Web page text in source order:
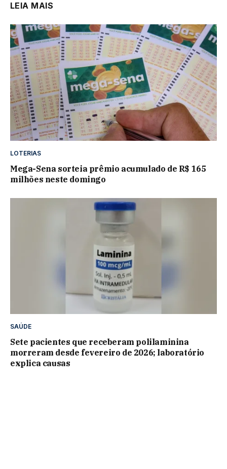
LEIA MAIS
LOTERIAS
Mega-Sena sorteia prêmio acumulado de R$ 165
milhões neste domingo
SAÚDE
Sete pacientes que receberam polilaminina
morreram desde fevereiro de 2026; laboratório
explica causas